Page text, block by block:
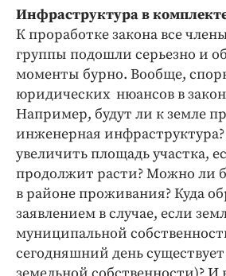
Инфраструктура в
К проработке закона все
группы подошли серьезно и
моменты бурно. Вообще,
юридических нюансов в
Например, будут ли к земле
инженерная
увеличить площадь участка,
продолжит расти? Можно ли
в районе проживания? Куда
заявлением в случае, если
муниципальной
сегодняшний день